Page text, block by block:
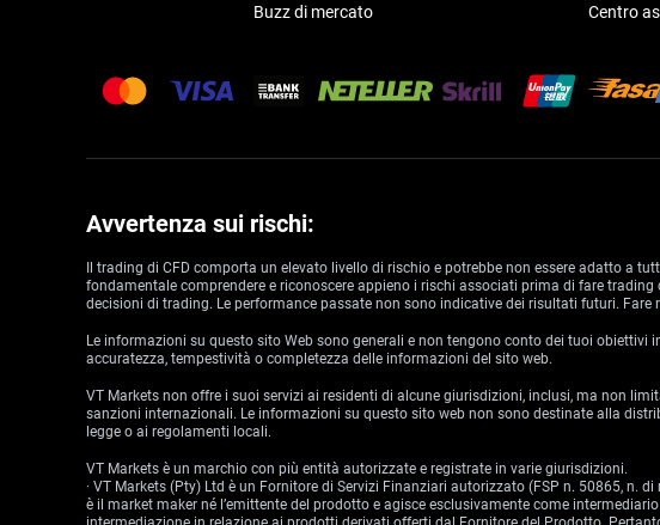
Buzz di mercato
Centro
Avvertenza sui rischi:
Il trading di CFD comporta un elevato livello di rischio e potrebbe non essere adatto a
fondamentale comprendere e riconoscere appieno i rischi associati prima di fare
decisioni di trading. Le performance passate non sono indicative dei risultati futuri.
Le informazioni su questo sito Web sono generali e non tengono conto dei tuoi
accuratezza, tempestività o completezza delle informazioni del sito web.
VT Markets non offre i suoi servizi ai residenti di alcune giurisdizioni, inclusi, ma non
sanzioni internazionali. Le informazioni su questo sito web non sono destinate alla
legge o ai regolamenti locali.
VT Markets è un marchio con più entità autorizzate e registrate in varie giurisdizioni.
· VT Markets (Pty) Ltd è un Fornitore di Servizi Finanziari autorizzato (FSP n. 50865,
è il market maker né l’emittente del prodotto e agisce esclusivamente come